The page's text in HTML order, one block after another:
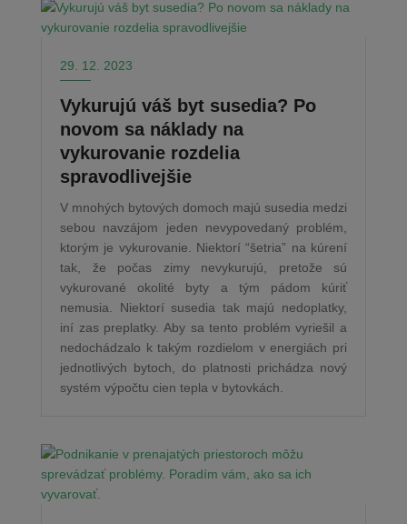
29. 12. 2023
Vykurujú váš byt susedia? Po
novom sa náklady na
vykurovanie rozdelia
spravodlivejšie
V mnohých bytových domoch majú susedia medzi
sebou navzájom jeden nevypovedaný problém,
ktorým je vykurovanie. Niektorí “šetria” na kúrení
tak, že počas zimy nevykurujú, pretože sú
vykurované okolité byty a tým pádom kúriť
nemusia. Niektorí susedia tak majú nedoplatky,
iní zas preplatky. Aby sa tento problém vyriešil a
nedochádzalo k takým rozdielom v energiách pri
jednotlivých bytoch, do platnosti prichádza nový
systém výpočtu cien tepla v bytovkách.